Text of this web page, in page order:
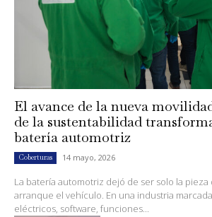
El avance de la nueva
de la sustentabilidad
batería automotriz
Coberturas 14 mayo, 2026
La batería automotriz dejó de ser solo la
arranque el vehículo. En una industria
eléctricos, software, funciones...